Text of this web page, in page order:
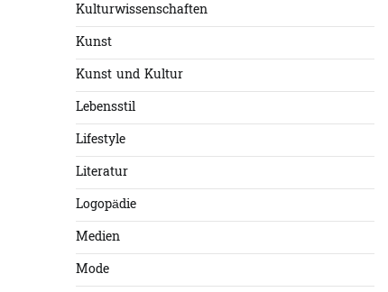
Kulturwissenschaften
Kunst
Kunst und Kultur
Lebensstil
Lifestyle
Literatur
Logopädie
Medien
Mode